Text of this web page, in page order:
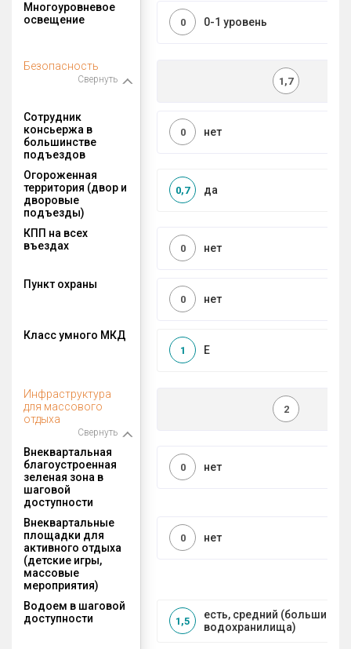
Многоуровневое
освещение
0-1 уровень
0
Безопасность
Свернуть 1,7
Сотрудник
консьержа в
большинстве
подъездов
нет
0
Огороженная
территория (двор и
дворовые
подъезды)
да
0,7
КПП на всех
въездах
нет
0
Пункт охраны
нет
0
Класс умного МКД
E
1
Инфраструктура
для массового
отдыха
Свернуть
2
Внеквартальная
благоустроенная
зеленая зона в
шаговой
доступности
нет
0
Внеквартальные
площадки для
активного отдыха
(детские игры,
массовые
мероприятия)
нет
0
Водоем в шаговой
доступности
есть, средний (большие
водохранилища)
1,5